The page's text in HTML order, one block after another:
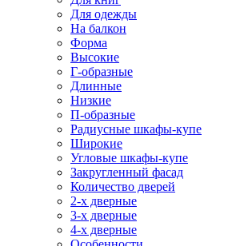
Для одежды
На балкон
Форма
Высокие
Г-образные
Длинные
Низкие
П-образные
Радиусные шкафы-купе
Широкие
Угловые шкафы-купе
Закругленный фасад
Количество дверей
2-х дверные
3-х дверные
4-х дверные